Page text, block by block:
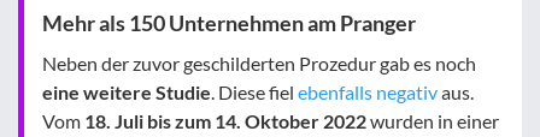
Mehr als 150 Unternehmen am Pranger
Neben der zuvor geschilderten Prozedur gab es noch
eine weitere Studie. Diese fiel ebenfalls negativaus.
Vom 18. Juli bis zum 14. Oktober 2022wurden in einer